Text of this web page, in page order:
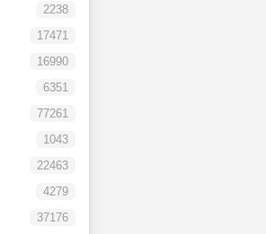
2238
17471
16990
6351
77261
1043
22463
4279
37176